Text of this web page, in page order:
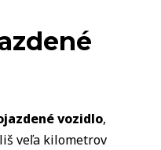
vozidlo,
veľa kilometrov